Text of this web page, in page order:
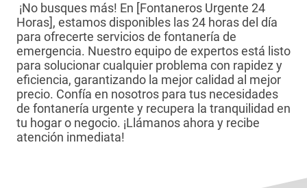
¡No busques más! En [Fontaneros Urgente 24
Horas], estamos disponibles las 24 horas del día
para ofrecerte servicios de fontanería de
emergencia. Nuestro equipo de expertos está listo
para solucionar cualquier problema con rapidez y
eficiencia, garantizando la mejor calidad al mejor
precio. Confía en nosotros para tus necesidades
de fontanería urgente y recupera la tranquilidad en
tu hogar o negocio. ¡Llámanos ahora y recibe
atención inmediata!